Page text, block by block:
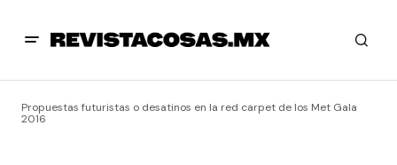
Propuestas futuristas o desatinos en la red carpet de los Met Gala
2016